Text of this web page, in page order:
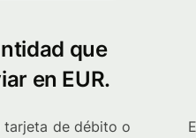
que
en EUR.
tarjeta de débito o